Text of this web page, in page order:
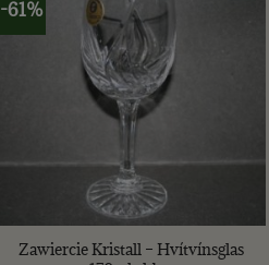
-61%
Zawiercie Kristall – Hvítvínsglas